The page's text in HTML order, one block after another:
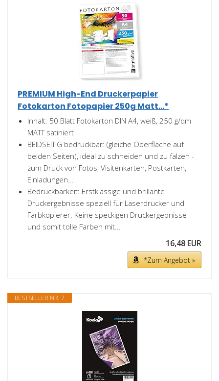
PREMIUM High-End Druckerpapier
Fotokarton Fotopapier 250g Matt...*
Inhalt: 50 Blatt Fotokarton DIN A4, weiß, 250 g/qm
MATT satiniert
BEIDSEITIG bedruckbar: (gleiche Oberfläche auf
beiden Seiten), ideal zu schneiden und zu falzen -
zum Druck von Fotos, Visitenkarten, Postkarten,
Einladungen...
Bedruckbarkeit: Erstklassige und brillante
Druckergebnisse speziell für Laserdrucker und
Farbkopierer. Keine speckigen Druckergebnisse
und somit tolle Farben mit...
16,48 EUR
*Zum Angebot »
BESTSELLER NR. 7